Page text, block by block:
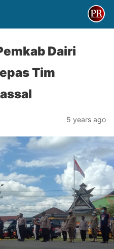
Dairi
Tim
5 years ago